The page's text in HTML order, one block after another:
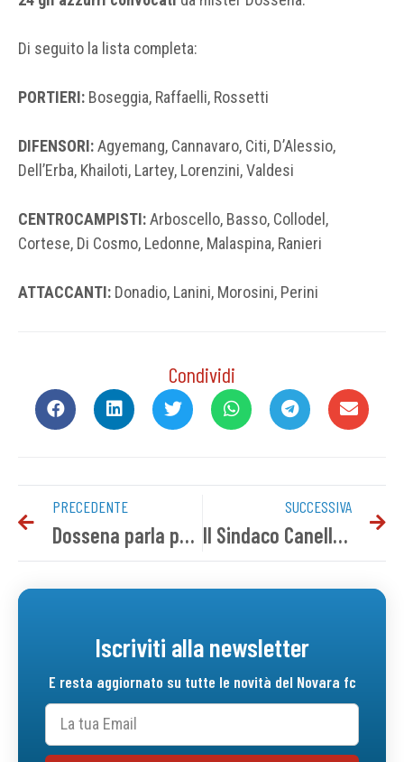
Di seguito la lista completa:
PORTIERI: Boseggia, Raffaelli, Rossetti
DIFENSORI:Agyemang, Cannavaro, Citi, D’Alessio,
Dell’Erba, Khailoti, Lartey, Lorenzini, Valdesi
CENTROCAMPISTI:Arboscello, Basso, Collodel,
Cortese, Di Cosmo, Ledonne, Malaspina, Ranieri
ATTACCANTI: Donadio, Lanini, Morosini, Perini
Condividi
PRECEDENTE
Dossena parla per la prima volta da tecnico azzurro
SUCCESSIVA
Il Sindaco Canelli in visita alla squadra allo stadio Piola
Iscriviti alla newsletter
E resta aggiornato su tutte le novità del Novara fc